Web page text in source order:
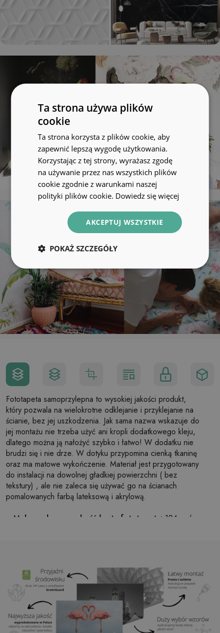
Fototapeta samoprzylepna to wysokiej jakości produkt,
który pozwala na wielokrotne odklejanie i przyklejanie na
ścianie, bez jej uszkodzenia. Jak sama nazwa wskazuje do
jej montażu nie trzeba użyć ani kropli dodatkowego kleju,
dlatego można ją nałożyć szybko i łatwo! W dodatku nie
brudzi się i nie drze. W dotyku przypomina cienką tkaninę
oraz ma matowe wykończenie. Materiał jest przygotowany
do instalacji na dowolnej gładkiej powierzchni ( bez
tekstury) , ale nie zaleca się używać go na ścianach
pomalowanych farbą lateksową i akrylową.
Maksymalna szerokość brytu fototapety: 124cm (w
Klej:Niepotrzebny
Zastosowanie:
Salon, sypialnia, pomieszczenia
biurowe, przedpokój i wiele innych
Ta strona używa plików
cookie
Ta strona korzysta z plików cookie, aby
zapewnić lepszą wygodę użytkowania.
Korzystając z tej strony, wyrażasz zgodę
na używanie przez nas wszystkich plików
cookie zgodnie z warunkami naszej
polityki plików cookie. Dowiedz się więcej
AKCEPTUJ WSZYSTKIE
POKAŻ SZCZEGÓŁY